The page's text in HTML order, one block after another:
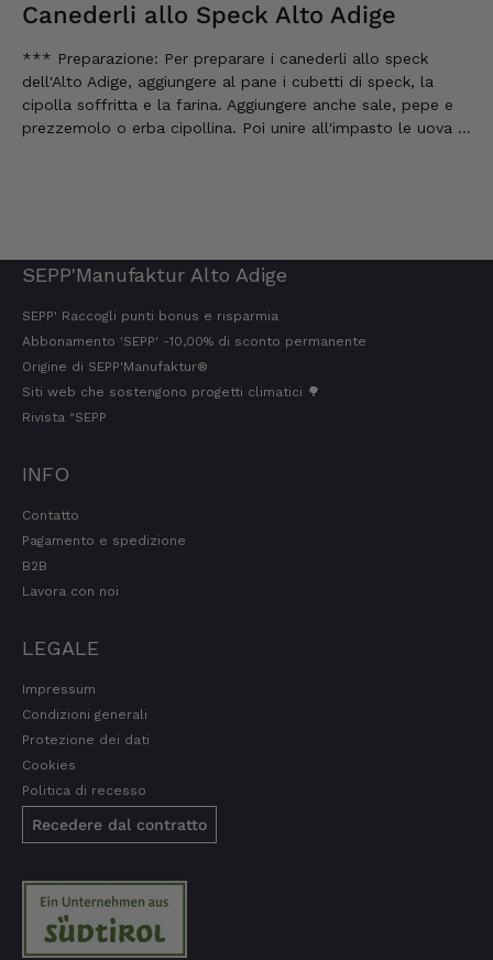
Canederli allo Speck Alto Adige
*** Preparazione: Per preparare i canederli allo speck
dell'Alto Adige, aggiungere al pane i cubetti di speck, la
cipolla soffritta e la farina. Aggiungere anche sale, pepe e
prezzemolo o erba cipollina. Poi unire all'impasto le uova e
SEPP'Manufaktur Alto Adige
SEPP' Raccogli punti bonus e risparmia
Abbonamento 'SEPP' -10,00% di sconto permanente
Origine di SEPP'Manufaktur®
Siti web che sostengono progetti climatici 🌳
Rivista "SEPP
INFO
Contatto
Pagamento e spedizione
B2B
Lavora con noi
LEGALE
Impressum
Condizioni generali
Protezione dei dati
Cookies
Politica di recesso
Recedere dal contratto